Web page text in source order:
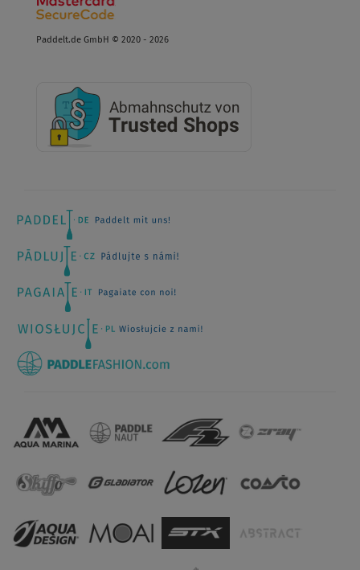
Paddelt.de GmbH © 2020 - 2026